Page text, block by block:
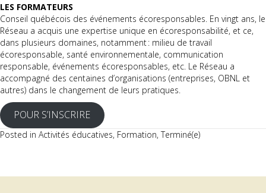
LES FORMATEURS
Conseil québécois des événements écoresponsables. En vingt ans, le
Réseau a acquis une expertise unique en écoresponsabilité, et ce,
dans plusieurs domaines, notamment : milieu de travail
écoresponsable, santé environnementale, communication
responsable, événements écoresponsables, etc. Le Réseau a
accompagné des centaines d’organisations (entreprises, OBNL et
autres) dans le changement de leurs pratiques.
POUR S’INSCRIRE
Posted in Activités éducatives, Formation,Terminé(e)